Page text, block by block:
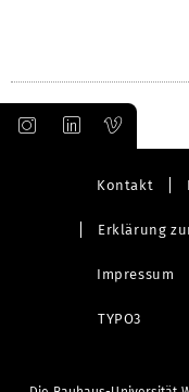
Kontakt
Erklärung
Impressum
TYPO3